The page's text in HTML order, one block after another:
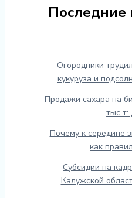
Последние
Огородники
кукуруза и
Продажи сахара на
тыс
Почему к середине
как
Субсидии на
Калужской